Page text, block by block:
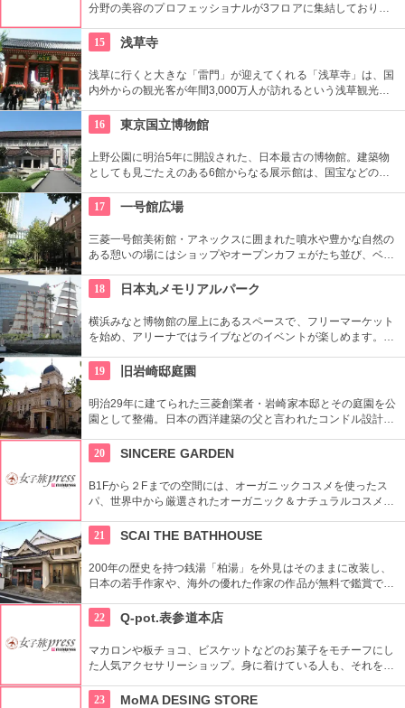
分野の美容のプロフェッショナルが3フロアに集結しており、
ベントなどのイベントをしているのでチェックしよう。
15 浅草寺
浅草に行くと大きな「雷門」が迎えてくれる「浅草寺」は、国
内外からの観光客が年間3,000万人が訪れるという浅草観光一
都内最古の名刹です。
16 東京国立博物館
上野公園に明治5年に開設された、日本最古の博物館。建築物
としても見ごたえのある6館からなる展示館は、国宝などの歴
す。オリジナルグッズを販売するミュージアムショップや食事
もできるカフェなども併設されています。
17 一号館広場
三菱一号館美術館・アネックスに囲まれた噴水や豊かな自然の
ある憩いの場にはショップやオープンカフェがたち並び、ベン
憩いの場となっている。
18 日本丸メモリアルパーク
横浜みなと博物館の屋上にあるスペースで、フリーマーケット
を始め、アリーナではライブなどのイベントが楽しめます。も
財に指定されています。
19 旧岩崎邸庭園
明治29年に建てられた三菱創業者・岩崎家本邸とその庭園を公
園として整備。日本の西洋建築の父と言われたコンドル設計の
文化財にもなっている。
20 SINCERE GARDEN
B1Fから２Fまでの空間には、オーガニックコスメを使ったス
パ、世界中から厳選されたオーガニック＆ナチュラルコスメを
り、心も体もリフレッシュできます。
21 SCAI THE BATHHOUSE
200年の歴史を持つ銭湯「柏湯」を外見はそのままに改装し、
日本の若手作家や、海外の優れた作家の作品が無料で鑑賞でき
22
Q-pot.表参道本店
マカロンや板チョコ、ビスケットなどのお菓子をモチーフにし
た人気アクセサリーショップ。身に着けている人も、それを見
ト。
23 MoMA DESING STORE